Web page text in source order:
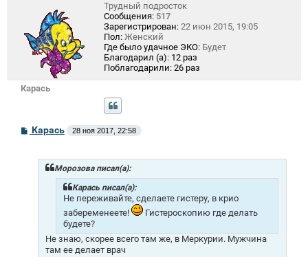
Карась
Трудный подросток
Сообщения: 517
Зарегистрирован: 22 июн 2015, 19:05
Пол: Женский
Где было удачное ЭКО: Будет
Благодарил (а): 12 раз
Поблагодарили: 26 раз
СКарась 28 ноя 2017, 22:58
Морозова писал(а):
Карась писал(а):
Не переживайте, сделаете гистеру, в крио
забеременеете!
Гистероскопию где делать
будете?
Не знаю, скорее всего там же, в Меркурии. Мужчина
там ее делает врач